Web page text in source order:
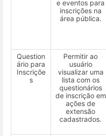
e eventos para
inscrições na
área pública.
Question
ário para
Inscriçõe
s
Permitir ao
usuário
visualizar uma
lista com os
questionários
de inscrição em
ações de
extensão
cadastrados.